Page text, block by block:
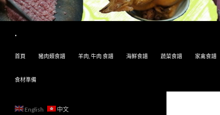
.
首頁
豬肉類食譜 羊肉, 牛肉 食譜 海鮮食譜 蔬菜食譜 家禽食譜
食材準備
English 中文